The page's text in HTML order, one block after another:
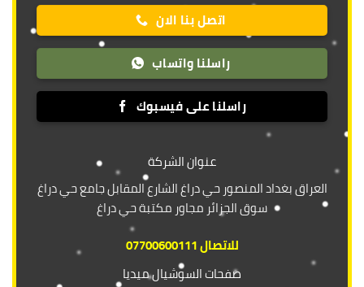
اتصل بنا الان
راسلنا واتساب
راسلنا على فيسبوك
عنوان الشركة
العراق بغداد المنصور حي دراغ الشارع المقابل جامع حي دراغ
سوق الجزائر مجاور مكتبة حي دراغ
للاتصال 07700600111
صفحات السوشيال ميديا